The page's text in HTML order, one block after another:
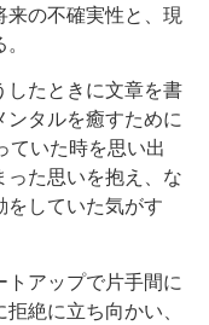
の不確実性と、現
したときに文章を書
ンタルを癒すために
ていた時を思い出
た思いを抱え、な
をしていた気がす
アップで片手間に
絶に立ち向かい、